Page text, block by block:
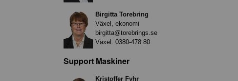
Birgitta Torebring
Växel, ekonomi
birgitta@torebrings.se
Växel: 0380-478 80
Support Maskiner
Kristoffer Fyhr